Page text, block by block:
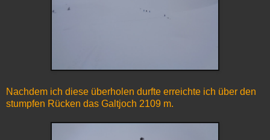
Nachdem ich diese überholen durfte erreichte ich über den
stumpfen Rücken das Galtjoch 2109 m.